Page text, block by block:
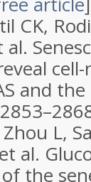
CK,
al.
and
L,
al.
the